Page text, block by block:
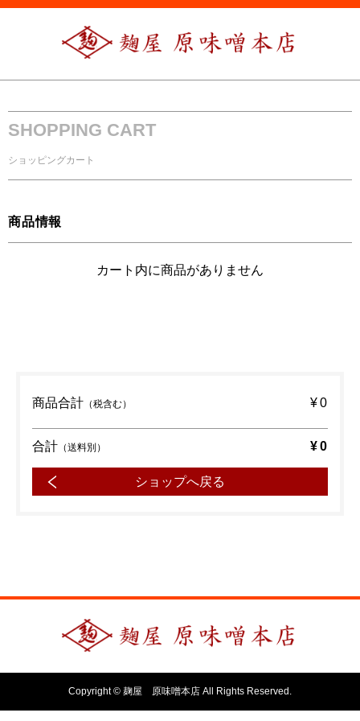
SHOPPING CART
ショッピングカート
商品情報
カート内に商品がありません
商品合計 （税含む） ¥0
合計 （送料別） ¥0
ショップへ戻る
Copyright © 麹屋 原味噌本店 All Rights Reserved.